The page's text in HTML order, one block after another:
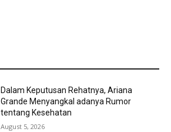
Dalam Keputusan Rehatnya, Ariana
Grande Menyangkal adanya Rumor
tentang Kesehatan
August 5, 2026